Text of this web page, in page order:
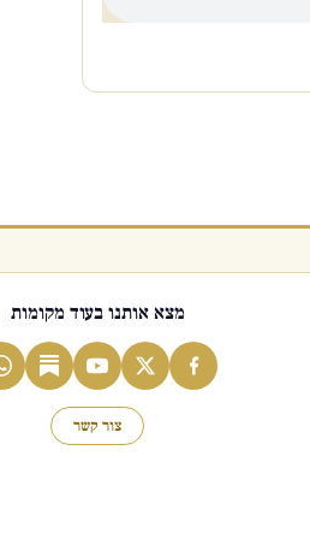
מצא אותנו בעוד מקומות
צור קשר